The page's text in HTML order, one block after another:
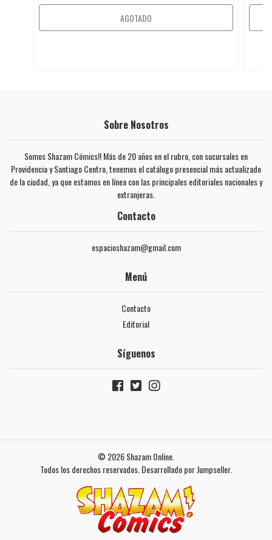
AGOTADO
Sobre Nosotros
Somos Shazam Cómics!! Más de 20 años en el rubro, con sucursales en
Providencia y Santiago Centro, tenemos el catálogo presencial más actualizado
de la ciudad, ya que estamos en línea con las principales editoriales nacionales y
extranjeras.
Contacto
espacioshazam@gmail.com
Menú
Contacto
Editorial
Síguenos
© 2026 Shazam Online.
Todos los derechos reservados. Desarrollado por Jumpseller.